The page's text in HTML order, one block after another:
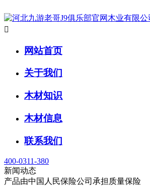

网站首页
关于我们
木材知识
木材信息
联系我们
400-0311-380
新闻动态
产品由中国人民保险公司承担质量保险